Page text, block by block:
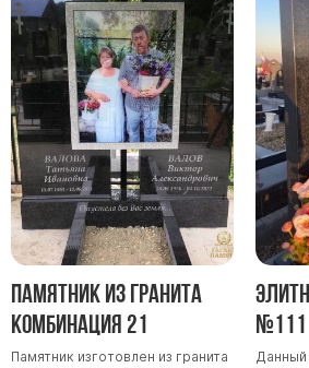
Кресты из белого
Фигурные
Памятники в виде
Памятники
Памятники из цветного
Памятники
Памятники красно-
Памятники
Памятники серые
Памятники зеленые
Памятники из
Памятник из гранита
Комбинация 21
Памятник изготовлен из гранита
№111
Данный